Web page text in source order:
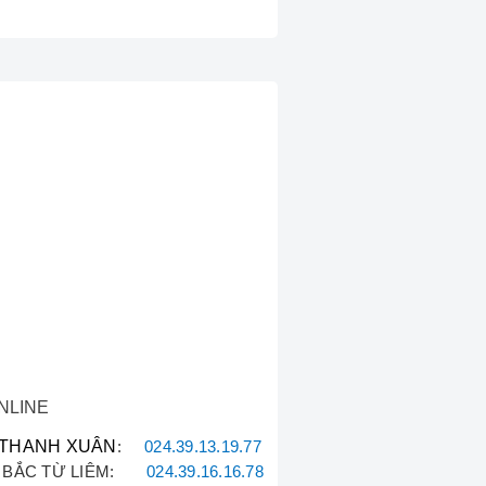
có **kỹ thuật viên chuyên
Anh Minh, Quận Đống Đa
XUÂN :024.39.13.19.77
BẮC TỪ LIÊM:024.39.16.16.78